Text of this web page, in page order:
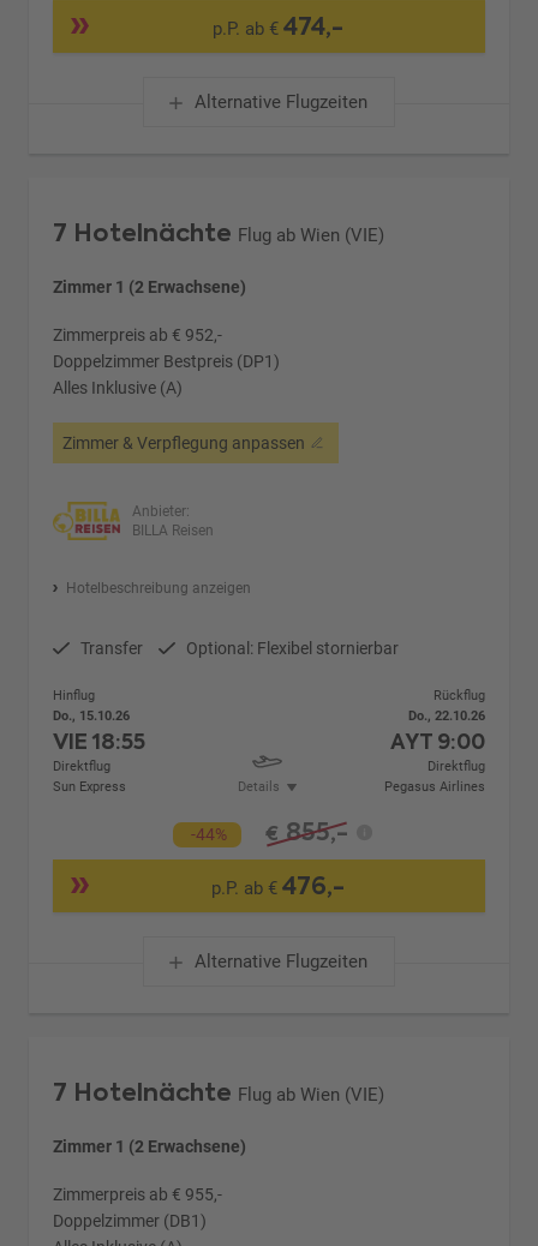
p.P. ab € 474,-
Alternative Flugzeiten
7 Hotelnächte Flug ab Wien (VIE)
Zimmer 1 (2 Erwachsene)
Zimmerpreis ab € 952,-
Doppelzimmer Bestpreis (DP1)
Alles Inklusive (A)
Zimmer & Verpflegung anpassen
Anbieter:
BILLA Reisen
Hotelbeschreibung anzeigen
Transfer Optional: Flexibel stornierbar
Hinflug
Do., 15.10.26
VIE18:55
Direktflug
Sun Express
Details
Rückflug
Do., 22.10.26
AYT 9:00
Direktflug
Pegasus Airlines
-44% € 855,-
p.P. ab € 476,-
Alternative Flugzeiten
7 Hotelnächte Flug ab Wien (VIE)
Zimmer 1 (2 Erwachsene)
Zimmerpreis ab € 955,-
Doppelzimmer (DB1)